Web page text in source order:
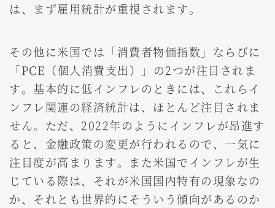
は、まず雇用統計が重視されます。
その他に米国では「消費者物価指数」ならびに
「PCE（個人消費支出）」の2つが注目されま
す。基本的に低インフレのときには、これらイ
ンフレ関連の経済統計は、ほとんど注目されま
せん。ただ、2022年のようにインフレが昂進す
ると、金融政策の変更が行われるので、一気に
注目度が高まります。また米国でインフレが生
じている際は、それが米国国内特有の現象なの
か、それとも世界的にそういう傾向があるのか